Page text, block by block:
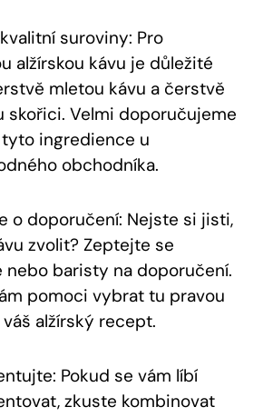
suroviny: Pro
alžírskou kávu je důležité
mletou kávu a čerstvě
skořici. Velmi doporučujeme
ingredience u
obchodníka.
o doporučení: Nejste si jisti,
zvolit? Zeptejte se
nebo baristy na doporučení.
pomoci vybrat tu pravou
alžírský recept.
Pokud se vám líbí
zkuste kombinovat